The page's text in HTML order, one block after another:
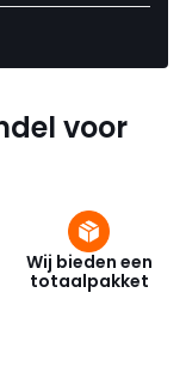
voor
Wij bieden een
totaalpakket